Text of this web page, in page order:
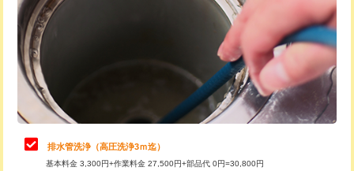
給水管工事※（ライニング鋼管・銅
管・ポリ管・HT管使用/3ｍ超え)
+8,800円
排水管工事（土の掘削・埋め戻し作
業）
11,000円~
排水管工事（排水管工事/3ｍまで） 55,000円
排水管工事（追加 排水管工事/3ｍ超
え）
カメラ調査 33,000円
桝清掃 8,800円
止水・漏水調査・防水処理・清掃・修
理・調整・分解・加工など（軽作業）
11,000円
止水・漏水調査・防水処理・清掃・修
理・調整・分解・加工など（中作業）
22,000円
止水・漏水調査・防水処理・清掃・修
33,000円
排水管洗浄（高圧洗浄3ｍ迄）
基本料金 3,300円+作業料金 27,500円+部品代 0円=30,800円